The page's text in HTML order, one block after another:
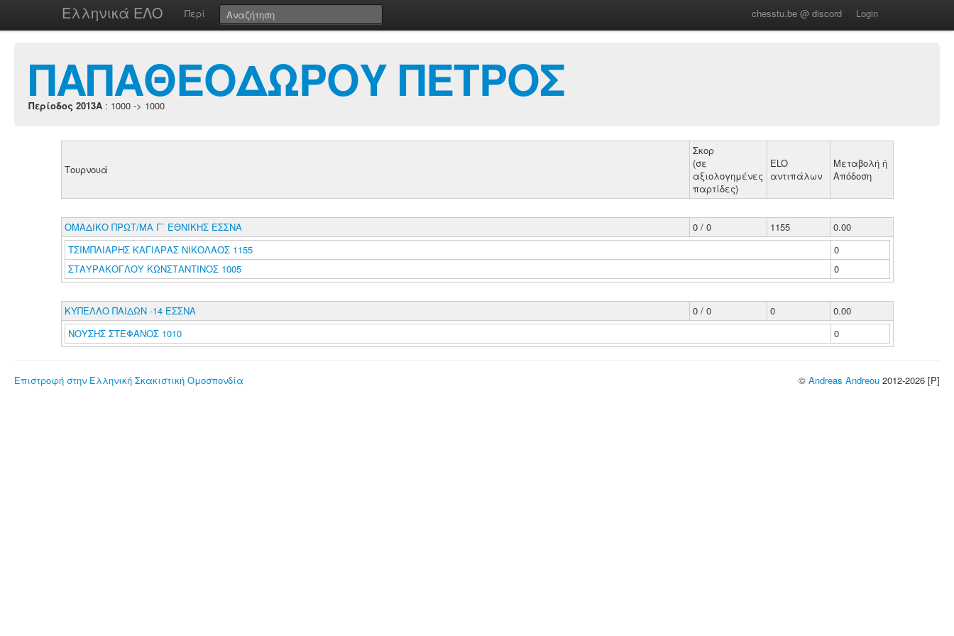
Ελληνικά ΕΛΟ Περί chesstu.be @ discord Login
ΠΑΠΑΘΕΟΔΩΡΟΥ ΠΕΤΡΟΣ
Περίοδος 2013A : 1000 -> 1000
Τουρνουά
Σκορ
(σε
αξιολογημένες
παρτίδες)
ELO
αντιπάλων
Μεταβολή ή
Απόδοση
ΟΜΑΔΙΚΟ ΠΡΩΤ/ΜΑ Γ΄ ΕΘΝΙΚΗΣ ΕΣΣΝΑ 0 / 0 1155
0.00
ΤΣΙΜΠΛΙΑΡΗΣ ΚΑΓΙΑΡΑΣ ΝΙΚΟΛΑΟΣ 1155
0
ΣΤΑΥΡΑΚΟΓΛΟΥ ΚΩΝΣΤΑΝΤΙΝΟΣ 1005
0
ΚΥΠΕΛΛΟ ΠΑΙΔΩΝ -14 ΕΣΣΝΑ 0 / 0 0
0.00
ΝΟΥΣΗΣ ΣΤΕΦΑΝΟΣ 1010
0
Επιστροφή στην Ελληνική Σκακιστική Ομοσπονδία © Andreas Andreou 2012-2026 [P]